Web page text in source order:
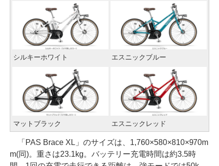
シルキーホワイト エスニックブルー
マットブラック エスニックレッド
「PAS Brace XL」のサイズは、1,760×580×810×970m
m(同)。重さは23.1kg。バッテリー充電時間は約3.5時